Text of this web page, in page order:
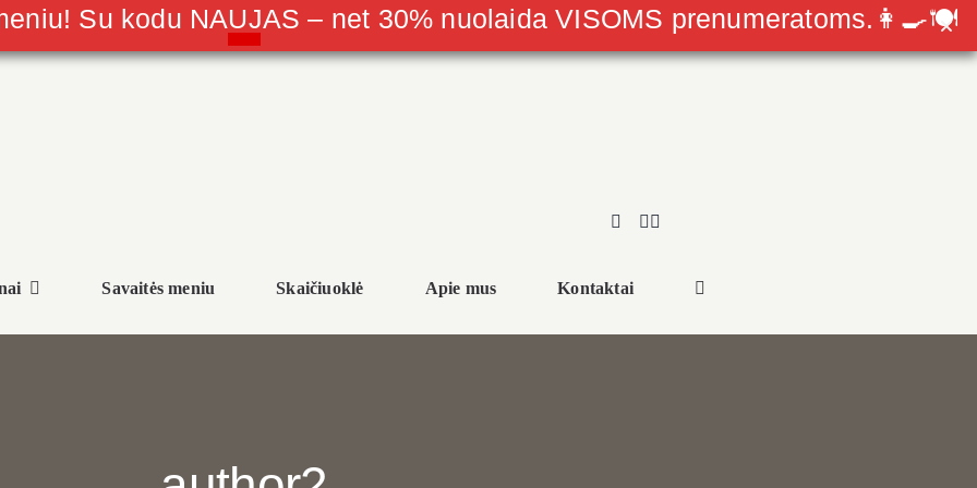
Su kodu NAUJAS – net 30% nuolaida VISOMS prenumeratoms.👩‍🍳🍽
Savaitės meniu Skaičiuoklė Apie mus Kontaktai